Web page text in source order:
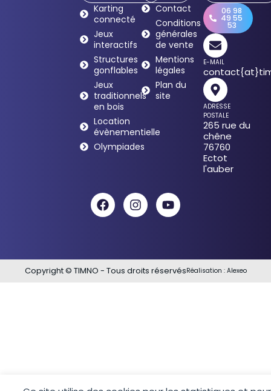
Karting
connecté
Jeux
interactifs
Structures
gonflables
Jeux
traditionnels
en bois
Location
évènementielle
Olympiades
Contact
Conditions
générales
de vente
Mentions
légales
Plan du
site
06 98
49 55
53
E-MAIL
ADRESSE
POSTALE
265 rue du
chêne
76760
Ectot
l'auber
Copyright © TIMNO - Tous droits réservésRéalisation : Alexeo